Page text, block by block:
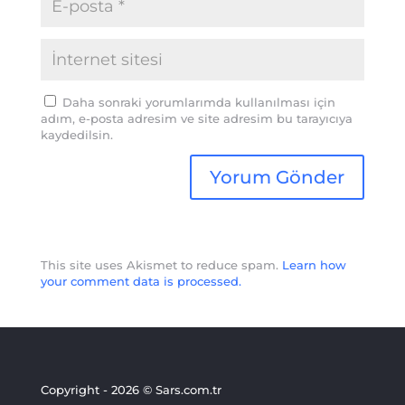
Daha sonraki yorumlarımda kullanılması için
adım, e-posta adresim ve site adresim bu tarayıcıya
kaydedilsin.
This site uses Akismet to reduce spam. Learn how
your comment data is processed.
Copyright - 2026 © Sars.com.tr